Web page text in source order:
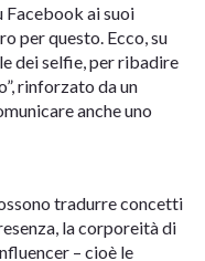
Facebook ai suoi
per questo. Ecco, su
dei selfie, per ribadire
rinforzato da un
anche uno
tradurre concetti
la corporeità di
– cioè le